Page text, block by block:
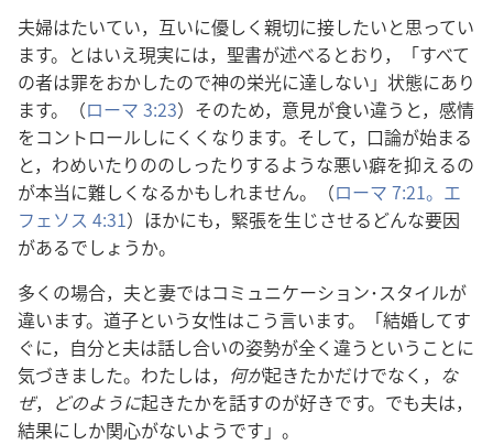
夫婦はたいてい，互いに優しく親切に接したいと思ってい
ます。とはいえ現実には，聖書が述べるとおり，「すべて
の者は罪をおかしたので神の栄光に達しない」状態にあり
ます。（ローマ 3:23）そのため，意見が食い違うと，感情
をコントロールしにくくなります。そして，口論が始まる
と，わめいたりののしったりするような悪い癖を抑えるの
が本当に難しくなるかもしれません。（ローマ 7:21。 エ
フェソス 4:31）ほかにも，緊張を生じさせるどんな要因
があるでしょうか。
多くの場合，夫と妻ではコミュニケーション･スタイルが
違います。道子という女性はこう言います。「結婚してす
ぐに，自分と夫は話し合いの姿勢が全く違うということに
気づきました。わたしは， 何が起きたかだけでなく， な
ぜ， どのように起きたかを話すのが好きです。でも夫は，
結果にしか関心がないようです」。